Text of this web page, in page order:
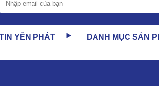
Alphađều được làm từ vật liệu tốt. Vỏ
cấp, xi mạ tráng kẽm bên ngoài.
với nhau chắc chắn, giảm thiểu tối đa
tới 30 năm.
tản nhiệt công nghiệp Alpha
YÊN PHÁT DANH MỤC SẢN